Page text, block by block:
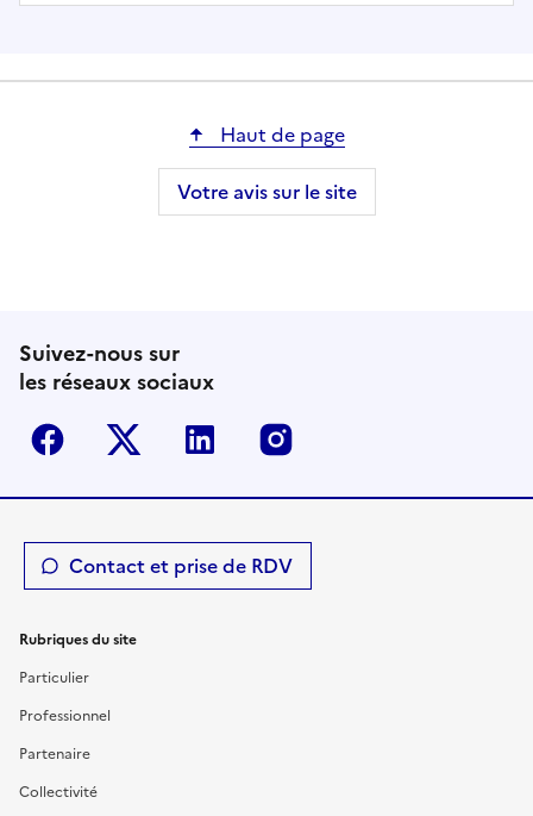
Haut de page
Votre avis sur le site
Suivez-nous sur
les réseaux sociaux
Facebook Twitter-X Linkedin
Contact et prise de RDV
Rubriques du site
Particulier
Professionnel
Partenaire
Collectivité